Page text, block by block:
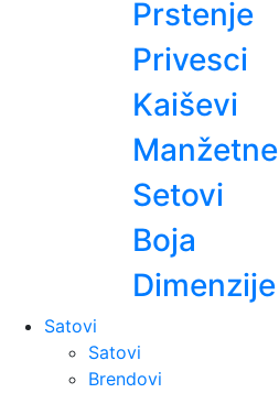
Prstenje
Privesci
Kaiševi
Manžetne
Setovi
Boja
Dimenzije
Satovi
Satovi
Brendovi